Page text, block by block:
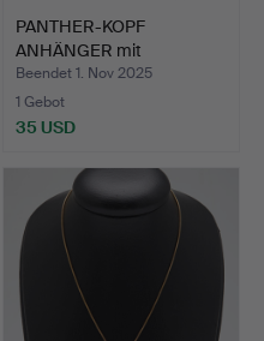
PANTHER-KOPF
ANHÄNGER mit
Glassteinen an l…
Beendet 1. Nov 2025
1 Gebot
35 USD